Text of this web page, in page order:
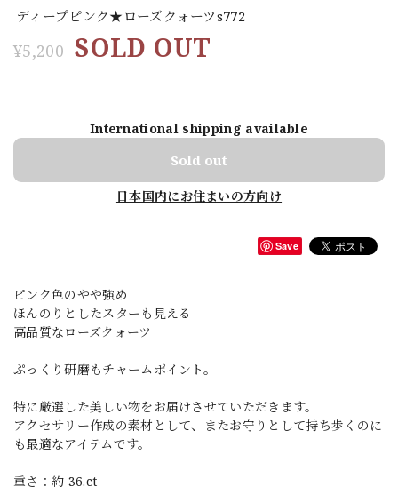
ディープピンク★ローズクォーツs772
¥5,200 SOLD OUT
International shipping available
Sold out
日本国内にお住まいの方向け
Save
ピンク色のやや強め
ほんのりとしたスターも見える
高品質なローズクォーツ
ぷっくり研磨もチャームポイント。
特に厳選した美しい物をお届けさせていただきます。
アクセサリー作成の素材として、またお守りとして持ち歩くのに
も最適なアイテムです。
重さ：約 36.ct